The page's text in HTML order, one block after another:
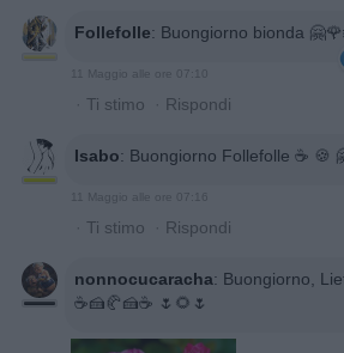
Follefolle: Buongiorno bionda
11 Maggio alle ore 07:10
· Ti stimo · Rispondi
Isabo: Buongiorno Follefolle ☕️ 🍪
11 Maggio alle ore 07:16
· Ti stimo · Rispondi
nonnocucaracha: Buongiorno,
☕️🍰🥐🍰☕️ 🌷🌻🌷